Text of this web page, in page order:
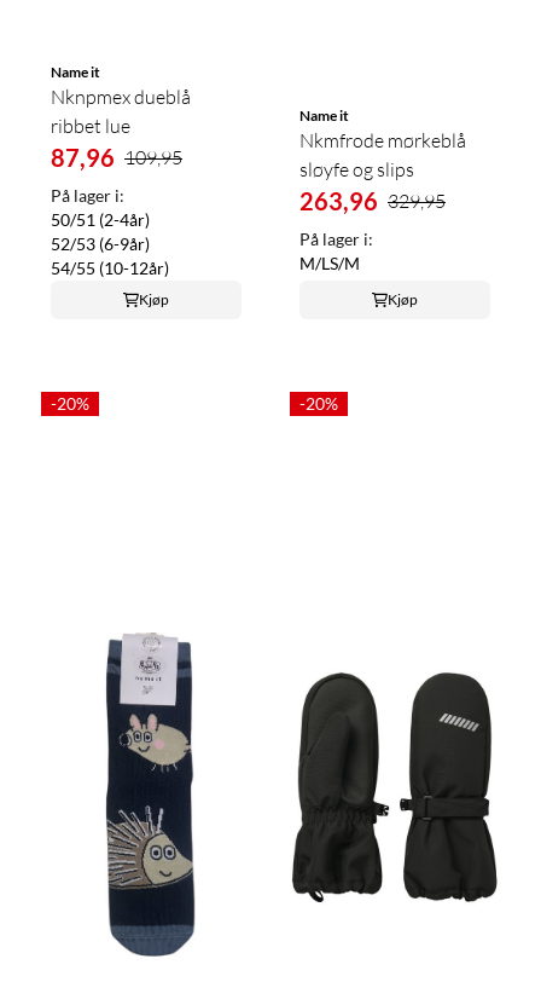
Name it
Nknpmex dueblå
ribbet lue
87,96 109,95
På lager i:
50/51 (2-4år)
52/53 (6-9år)
54/55 (10-12år)
Kjøp
Name it
Nkmfrode mørkeblå
sløyfe og slips
263,96 329,95
På lager i:
M/LS/M
Kjøp
-20% -20%